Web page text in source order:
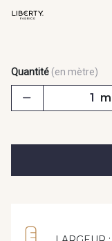
Quantité (en mètre)
m